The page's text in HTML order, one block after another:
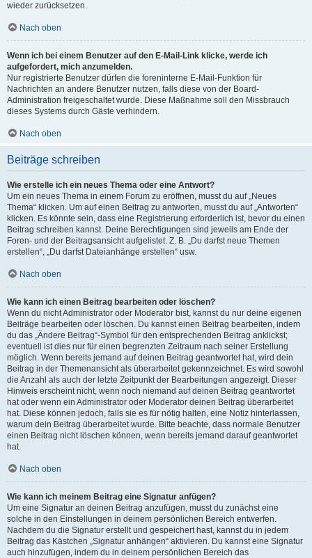
wieder zurücksetzen.
Nach oben
Wenn ich bei einem Benutzer auf den E-Mail-Link klicke, werde ich
aufgefordert, mich anzumelden.
Nur registrierte Benutzer dürfen die foreninterne E-Mail-Funktion für
Nachrichten an andere Benutzer nutzen, falls diese von der Board-
Administration freigeschaltet wurde. Diese Maßnahme soll den Missbrauch
dieses Systems durch Gäste verhindern.
Nach oben
Beiträge schreiben
Wie erstelle ich ein neues Thema oder eine Antwort?
Um ein neues Thema in einem Forum zu eröffnen, musst du auf „Neues
Thema“ klicken. Um auf einen Beitrag zu antworten, musst du auf „Antworten“
klicken. Es könnte sein, dass eine Registrierung erforderlich ist, bevor du einen
Beitrag schreiben kannst. Deine Berechtigungen sind jeweils am Ende der
Foren- und der Beitragsansicht aufgelistet. Z. B. „Du darfst neue Themen
erstellen“, „Du darfst Dateianhänge erstellen“ usw.
Nach oben
Wie kann ich einen Beitrag bearbeiten oder löschen?
Wenn du nicht Administrator oder Moderator bist, kannst du nur deine eigenen
Beiträge bearbeiten oder löschen. Du kannst einen Beitrag bearbeiten, indem
du das „Ändere Beitrag“-Symbol für den entsprechenden Beitrag anklickst;
eventuell ist dies nur für einen begrenzten Zeitraum nach seiner Erstellung
möglich. Wenn bereits jemand auf deinen Beitrag geantwortet hat, wird dein
Beitrag in der Themenansicht als überarbeitet gekennzeichnet. Es wird sowohl
die Anzahl als auch der letzte Zeitpunkt der Bearbeitungen angezeigt. Dieser
Hinweis erscheint nicht, wenn noch niemand auf deinen Beitrag geantwortet
hat oder wenn ein Administrator oder Moderator deinen Beitrag überarbeitet
hat. Diese können jedoch, falls sie es für nötig halten, eine Notiz hinterlassen,
warum dein Beitrag überarbeitet wurde. Bitte beachte, dass normale Benutzer
einen Beitrag nicht löschen können, wenn bereits jemand darauf geantwortet
hat.
Nach oben
Wie kann ich meinem Beitrag eine Signatur anfügen?
Um eine Signatur an deinen Beitrag anzufügen, musst du zunächst eine
solche in den Einstellungen in deinem persönlichen Bereich entwerfen.
Nachdem du die Signatur erstellt und gespeichert hast, kannst du in jedem
Beitrag das Kästchen „Signatur anhängen“ aktivieren. Du kannst eine Signatur
auch hinzufügen, indem du in deinem persönlichen Bereich das